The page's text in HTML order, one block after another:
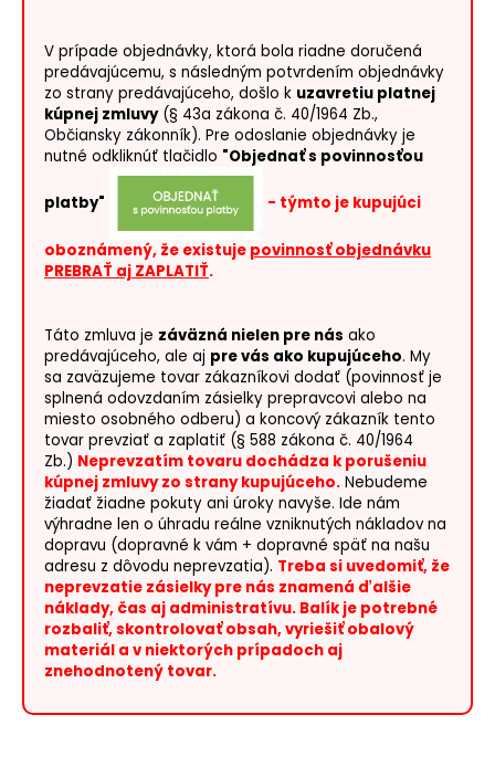
V prípade objednávky, ktorá bola riadne doručená
predávajúcemu, s následným potvrdením objednávky
zo strany predávajúceho, došlo k uzavretiu platnej
kúpnej zmluvy(§ 43a zákona č. 40/1964 Zb.,
Občiansky zákonník). Pre odoslanie objednávky je
nutné odkliknúť tlačidlo "Objednať s povinnosťou
platby" - týmto je kupujúci
oboznámený, že existuje povinnosť objednávku
PREBRAŤ aj ZAPLATIŤ.
Táto zmluva je záväzná nielen pre nás ako
predávajúceho, ale aj pre vás ako kupujúceho. My
sa zaväzujeme tovar zákazníkovi dodať (povinnosť je
splnená odovzdaním zásielky prepravcovi alebo na
miesto osobného odberu) a koncový zákazník tento
tovar prevziať a zaplatiť (§ 588 zákona č. 40/1964
Zb.) Neprevzatím tovaru dochádza k porušeniu
kúpnej zmluvy zo strany kupujúceho. Nebudeme
žiadať žiadne pokuty ani úroky navyše. Ide nám
výhradne len o úhradu reálne vzniknutých nákladov na
dopravu (dopravné k vám + dopravné späť na našu
adresu z dôvodu neprevzatia). Treba si uvedomiť, že
neprevzatie zásielky pre nás znamená ďalšie
náklady, čas aj administratívu. Balík je potrebné
rozbaliť, skontrolovať obsah, vyriešiť obalový
materiál a v niektorých prípadoch aj
znehodnotený tovar.
HĽADAŤ
m